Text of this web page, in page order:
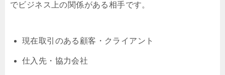
でビジネス上の関係がある相手です。
現在取引のある顧客・クライアント
仕入先・協力会社